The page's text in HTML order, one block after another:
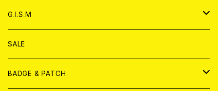
ANALOG
ANALOG
CD
ANALOG
アナログ
DVD
T-shirt & WEAR
G.I.S.M
CD
ANALOG
SALE
BADGE & PATCH